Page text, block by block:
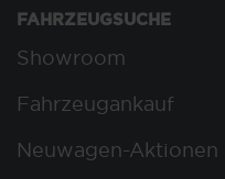
FAHRZEUGSUCHE
Showroom
Fahrzeugankauf
Neuwagen-Aktionen